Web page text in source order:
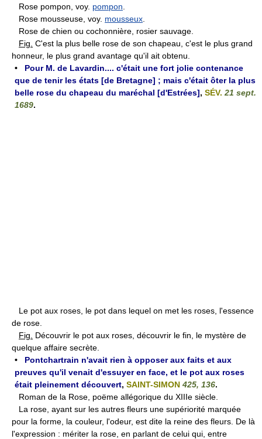
Rose pompon, voy. pompon
Rose mousseuse, voy. mousseux
Rose de chien ou cochonnière, rosier sauvage.
Fig. C'est la plus belle rose de son chapeau, c'est le plus grand
honneur, le plus grand avantage qu'il ait obtenu.
• Pour M. de Lavardin.... c'était une fort jolie contenance
que de tenir les états [de Bretagne] ; mais c'était ôter la plus
belle rose du chapeau du maréchal [d'Estrées], SÉV. 21 sept.
1689.
Le pot aux roses, le pot dans lequel on met les roses, l'essence
de rose.
Fig.
Découvrir le pot aux roses, découvrir le fin, le mystère de
quelque affaire secrète.
• Pontchartrain n'avait rien à opposer aux faits et aux
preuves qu'il venait d'essuyer en face, et le pot aux roses
était pleinement découvert, SAINT-SIMON 425, 136.
Roman de la Rose, poëme allégorique du XIIIe siècle.
La rose, ayant sur les autres fleurs une supériorité marquée
pour la forme, la couleur, l'odeur, est dite la reine des fleurs. De là
l'expression : mériter la rose, en parlant de celui qui, entre